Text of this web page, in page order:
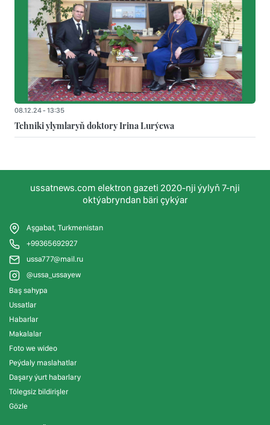
08.12.24 - 13:35
Tehniki ylymlaryň doktory Irina Lurýewa
ussatnews.com elektron gazeti 2020-nji ýylyň 7-nji
oktýabryndan bäri çykýar
Aşgabat, Turkmenistan
+99365692927
ussa777@mail.ru
@ussa_ussayew
Baş sahypa
Ussatlar
Habarlar
Makalalar
Foto we wideo
Peýdaly maslahatlar
Daşary ýurt habarlary
Tölegsiz bildirişler
Gözle